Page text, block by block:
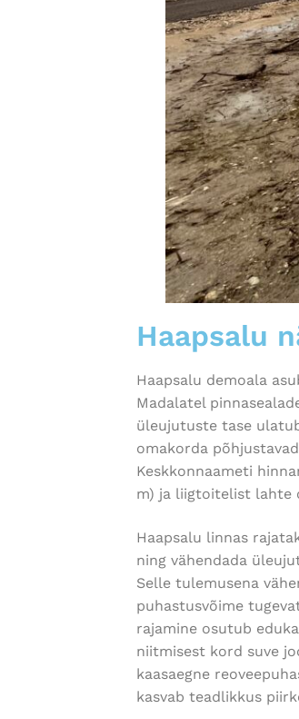
Haapsalu
Haapsalu demoala
Madalatel
üleujutuste tase
omakorda
Keskkonnaameti
m) ja liigtoitelist lahte
Haapsalu linnas
ning vähendada
Selle tulemusena
puhastusvõime
rajamine osutub
niitmisest kord suve
kaasaegne
kasvab teadlikkus